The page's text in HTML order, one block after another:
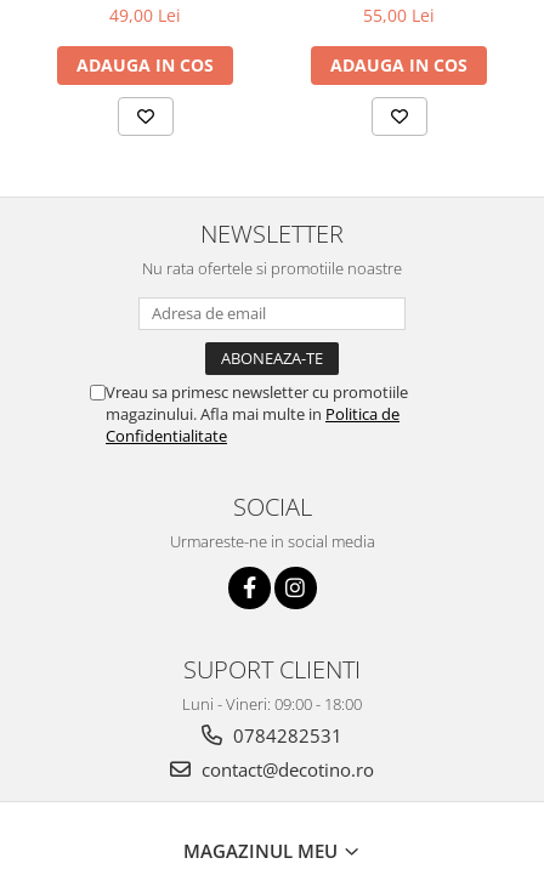
49,00 Lei
ADAUGA IN COS
55,00 Lei
ADAUGA IN COS
NEWSLETTER
Nu rata ofertele si promotiile noastre
Vreau sa primesc newsletter cu promotiile
magazinului. Afla mai multe in Politica de
Confidentialitate
SOCIAL
Urmareste-ne in social media
SUPORT CLIENTI
Luni - Vineri: 09:00 - 18:00
0784282531
contact@decotino.ro
MAGAZINUL MEU